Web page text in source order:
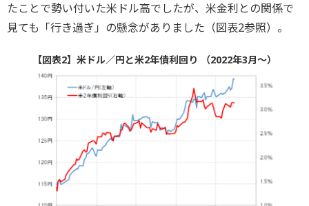
たことで勢い付いた米ドル高でしたが、米金利との関係で
見ても「行き過ぎ」の懸念がありました（図表2参照）。
【図表2】米ドル／円と米2年債利回り （2022年3月～）